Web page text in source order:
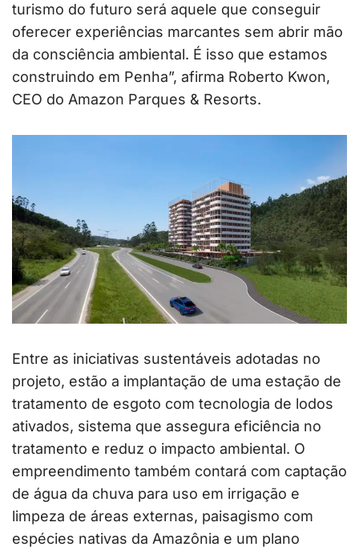
turismo do futuro será aquele que conseguir
oferecer experiências marcantes sem abrir mão
da consciência ambiental. É isso que estamos
construindo em Penha”, afirma Roberto Kwon,
CEO do Amazon Parques & Resorts.
Entre as iniciativas sustentáveis adotadas no
projeto, estão a implantação de uma estação de
tratamento de esgoto com tecnologia de lodos
ativados, sistema que assegura eficiência no
tratamento e reduz o impacto ambiental. O
empreendimento também contará com captação
de água da chuva para uso em irrigação e
limpeza de áreas externas, paisagismo com
espécies nativas da Amazônia e um plano